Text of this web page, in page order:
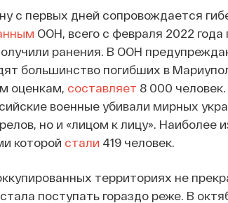
с первых дней сопровождается
ООН, всего с февраля 2022 года
ранения. В ООН
большинство погибших в
оценкам, составляет 8 000
военные убивали мирных
но и «лицом к лицу». Наиболее
которой стали 419 человек.
территориях не
поступать гораздо реже. В